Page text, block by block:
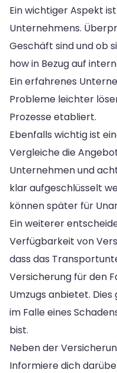
Ein wichtiger Aspekt
Unternehmens.
Geschäft sind und ob
how in Bezug auf
Ein erfahrenes
Probleme leichter
Prozesse etabliert.
Ebenfalls wichtig ist
Vergleiche die
Unternehmen und
klar aufgeschlüsselt
können später für
Ein weiterer
Verfügbarkeit von
dass das
Versicherung für den
Umzugs anbietet. Dies
im Falle eines
bist.
Neben der
Informiere dich